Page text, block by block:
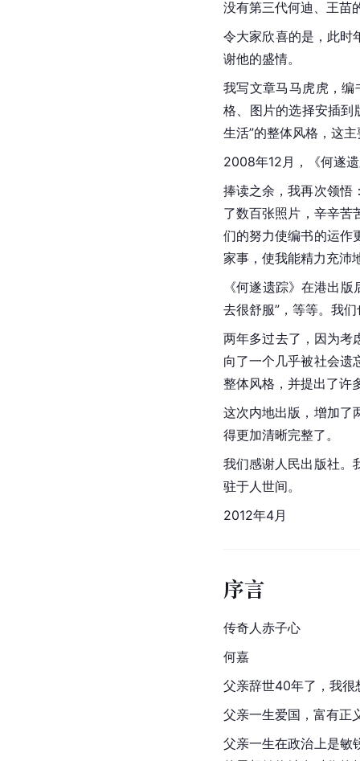
没有第三代何迪、 王苗
令大家欣喜的是，此时
谢他的盛情。
我写文章马马虎虎，编
格、图片的选择安插到
生活”的整体风格，这
2008年12月，《何遂
捧读之余，我再次领悟
了数百张照片，辛辛苦
们的努力使编书的运作
家事，使我能精力充沛
《何遂遗踪》在港出
去很舒服”，等等。我
两年多过去了，因为考
向了一个几乎被社会遗
整体风格，并提出了许
这次内地出版，增加了
得更加清晰完整了。
我们感谢人民出版社。
驻于人世间。
2012年4月
序言
传奇人赤子心
何嘉
父亲辞世40年了，我很
父亲一生爱国，富有正
父亲一生在政治上是敏